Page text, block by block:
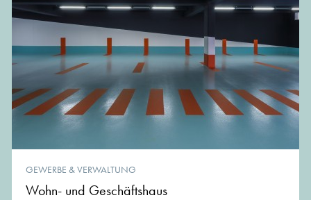
GEWERBE & VERWALTUNG
Wohn- und Geschäftshaus